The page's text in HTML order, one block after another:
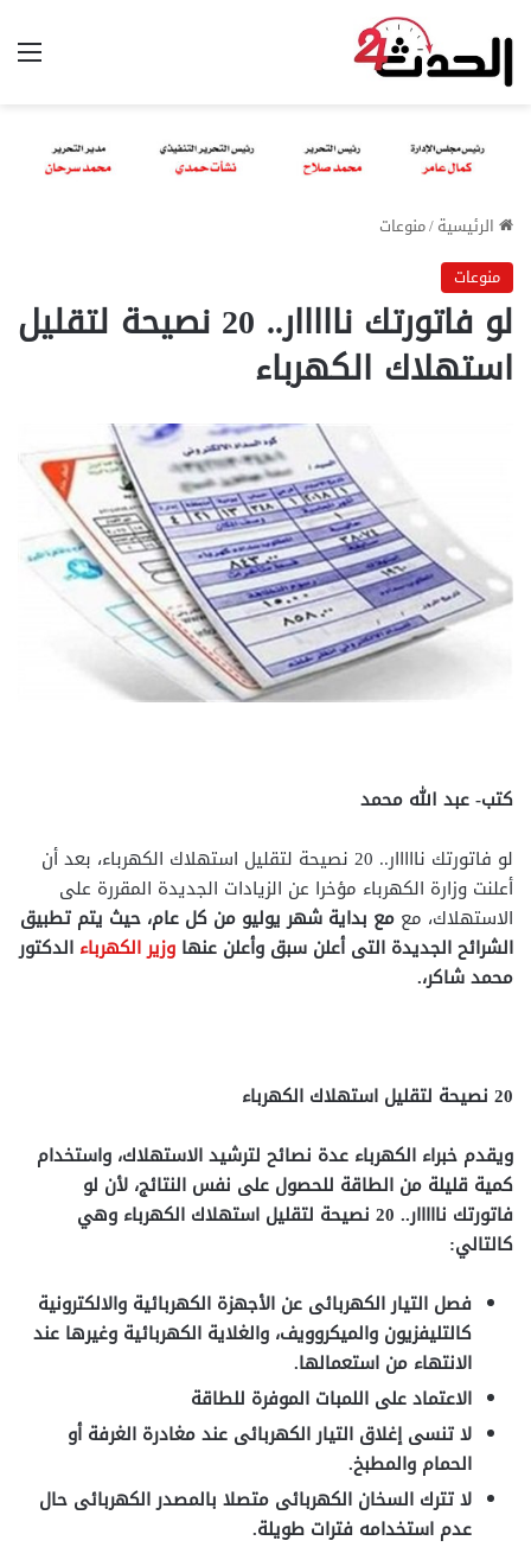
الرئيسية/منوعات
منوعات
لو فاتورتك نااااار.. 20 نصيحة لتقليل
استهلاك الكهرباء
كتب- عبد الله محمد
لو فاتورتك نااااار.. 20 نصيحة لتقليل استهلاك الكهرباء، بعد أن
أعلنت وزارة الكهرباء مؤخرا عن الزيادات الجديدة المقررة على
الاستهلاك، مع مع بداية شهر يوليو من كل عام، حيث يتم تطبيق
الشرائح الجديدة التى أعلن سبق وأعلن عنها وزير الكهرباء الدكتور
محمد شاكر،.
20 نصيحة لتقليل استهلاك الكهرباء
ويقدم خبراء الكهرباء عدة نصائح لترشيد الاستهلاك، واستخدام
كمية قليلة من الطاقة للحصول على نفس النتائج، لأن لو
فاتورتك نااااار.. 20 نصيحة لتقليل استهلاك الكهرباء وهي
كالتالي:
فصل التيار الكهربائى عن الأجهزة الكهربائية والالكترونية
كالتليفزيون والميكروويف، والغلاية الكهربائية وغيرها عند
الانتهاء من استعمالها.
الاعتماد على اللمبات الموفرة للطاقة
لا تنسى إغلاق التيار الكهربائى عند مغادرة الغرفة أو
الحمام والمطبخ.
لا تترك السخان الكهربائى متصلا بالمصدر الكهربائى حال
عدم استخدامه فترات طويلة.